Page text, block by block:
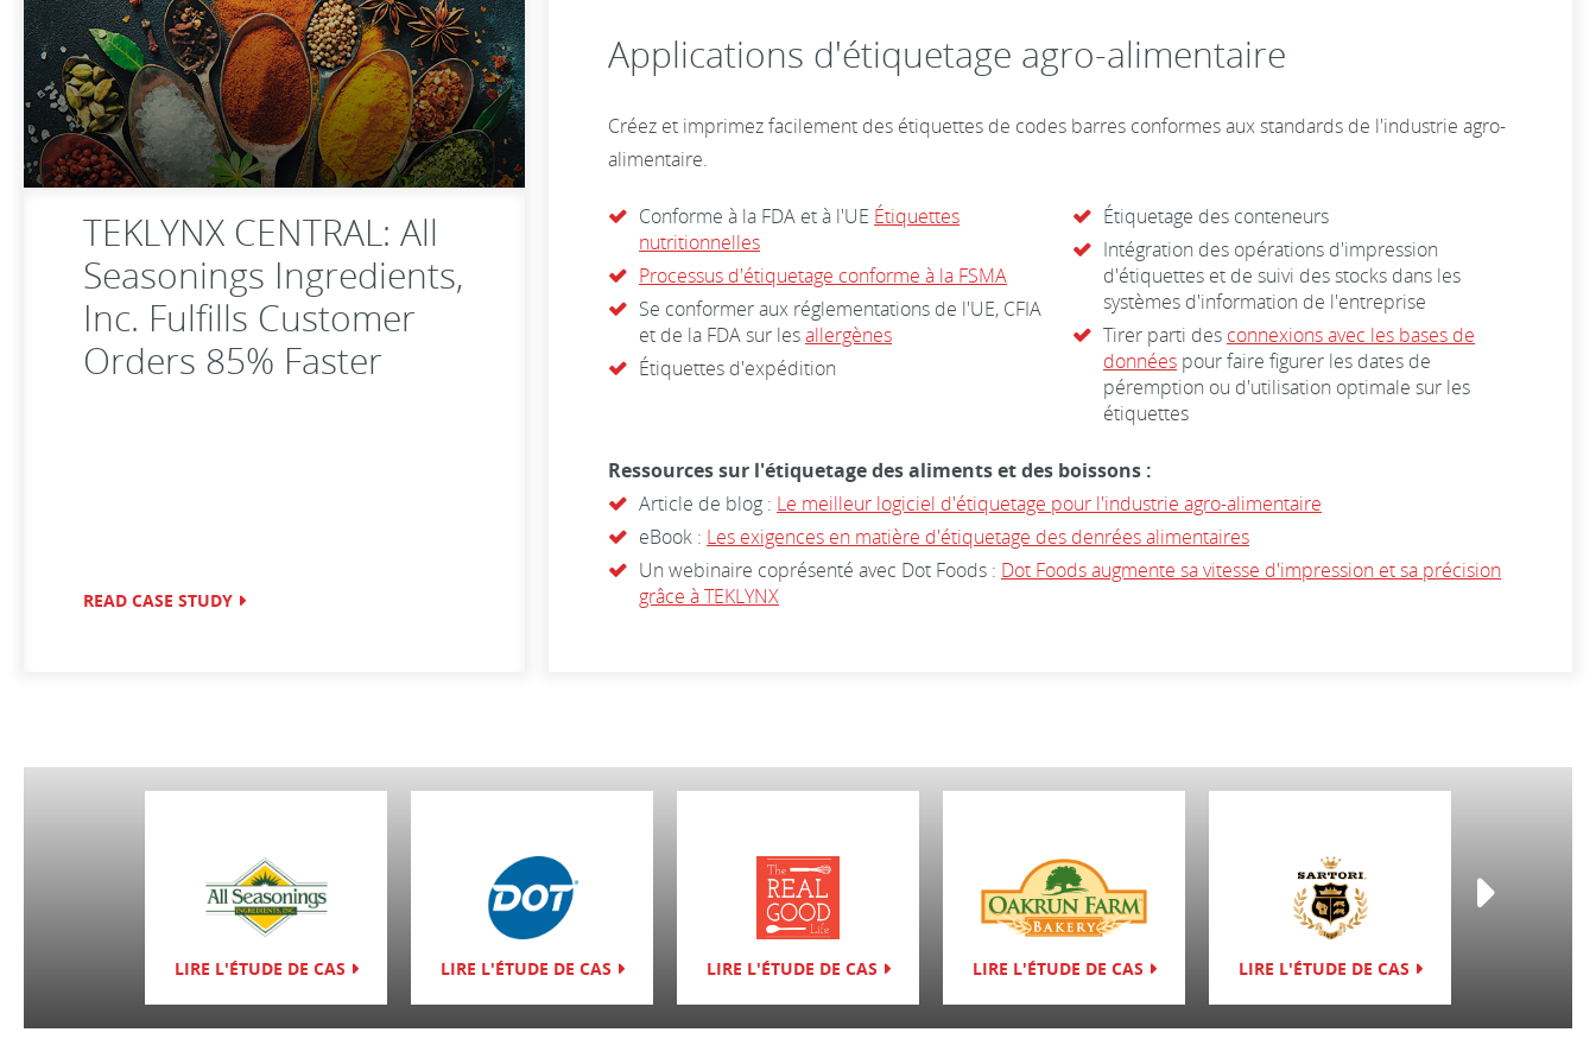
TEKLYNX CENTRAL: All
Seasonings Ingredients,
Inc. Fulfills Customer
Orders 85% Faster
READ CASE STUDY
Applications d'étiquetage agro-alimentaire
Créez et imprimez facilement des étiquettes de codes barres conformes aux standards de l'industrie agro-
alimentaire.
Conforme à la FDA et à l'UE Étiquettes
nutritionnelles
Processus d'étiquetage conforme à la FSMA
Se conformer aux réglementations de l'UE, CFIA
et de la FDA sur lesallergènes
Étiquettes d'expédition
Étiquetage des conteneurs
Intégration des opérations d'impression
d'étiquettes et de suivi des stocks dans les
systèmes d'information de l'entreprise
Tirer parti des connexions avec les bases de
données pour faire figurer les dates de
péremption ou d'utilisation optimale sur les
étiquettes
Ressources sur l'étiquetage des aliments et des boissons :
Article de blog : Le meilleur logiciel d'étiquetage pour l'industrie agro-alimentaire
eBook : Les exigences en matière d'étiquetage des denrées alimentaires
Un webinaire coprésenté avec Dot Foods : Dot Foods augmente sa vitesse d'impression et sa précision
grâce à TEKLYNX
LIRE L'ÉTUDE DE CAS LIRE L'ÉTUDE DE CAS LIRE L'ÉTUDE DE CAS LIRE L'ÉTUDE DE CAS LIRE L'ÉTUDE DE CAS